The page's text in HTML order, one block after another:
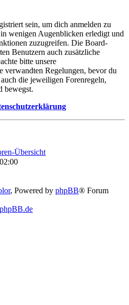
sein, um dich anmelden zu
wenigen Augenblicken erledigt und
zuzugreifen. Die Board-
Benutzern auch zusätzliche
bitte unsere
verwandten Regelungen, bevor du
die jeweiligen Forenregeln,
bewegst.
Übersicht
, Powered by phpBB® Forum
phpBB.de